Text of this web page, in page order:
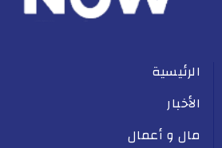
الرئيسية
الأخبار
مال و أعمال